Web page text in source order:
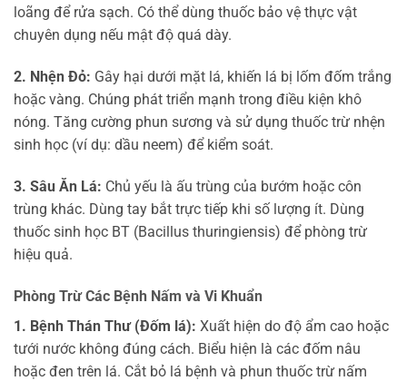
loãng để rửa sạch. Có thể dùng thuốc bảo vệ thực vật
chuyên dụng nếu mật độ quá dày.
2. Nhện Đỏ: Gây hại dưới mặt lá, khiến lá bị lốm đốm trắng
hoặc vàng. Chúng phát triển mạnh trong điều kiện khô
nóng. Tăng cường phun sương và sử dụng thuốc trừ nhện
sinh học (ví dụ: dầu neem) để kiểm soát.
3. Sâu Ăn Lá: Chủ yếu là ấu trùng của bướm hoặc côn
trùng khác. Dùng tay bắt trực tiếp khi số lượng ít. Dùng
thuốc sinh học BT (Bacillus thuringiensis) để phòng trừ
hiệu quả.
Phòng Trừ Các Bệnh Nấm và Vi Khuẩn
1. Bệnh Thán Thư (Đốm lá): Xuất hiện do độ ẩm cao hoặc
tưới nước không đúng cách. Biểu hiện là các đốm nâu
hoặc đen trên lá. Cắt bỏ lá bệnh và phun thuốc trừ nấm